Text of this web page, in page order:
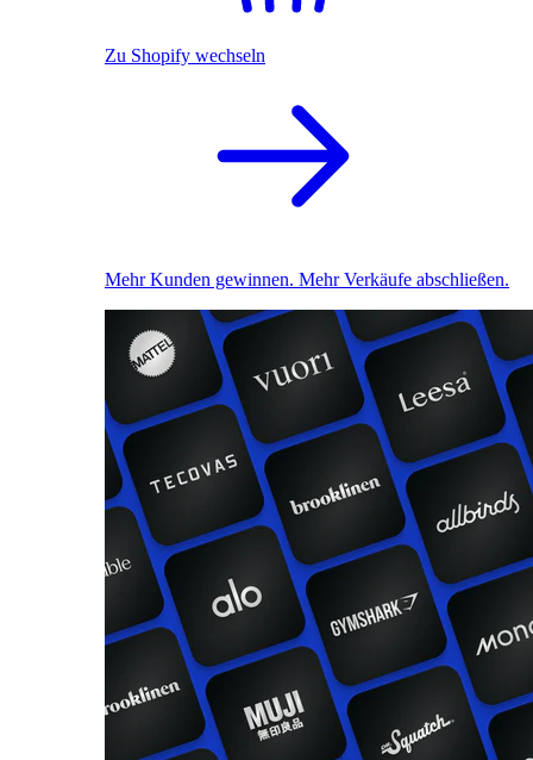
Zu Shopify wechseln
Mehr Kunden gewinnen. Mehr Verkäufe abschließen.